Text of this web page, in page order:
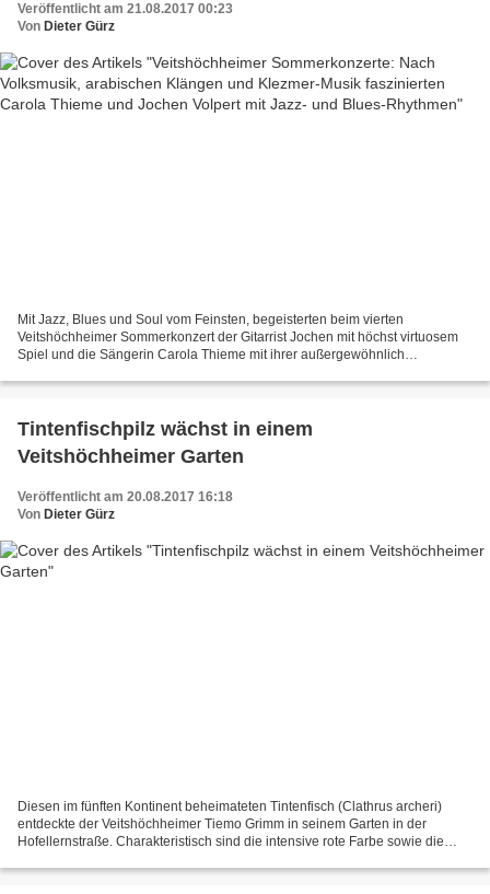
Veröffentlicht am 21.08.2017 00:23
Von Dieter Gürz
Mit Jazz, Blues und Soul vom Feinsten, begeisterten beim vierten
Veitshöchheimer Sommerkonzert der Gitarrist Jochen mit höchst virtuosem
Spiel und die Sängerin Carola Thieme mit ihrer außergewöhnlich
Tintenfischpilz wächst in einem
Veitshöchheimer Garten
Veröffentlicht am 20.08.2017 16:18
Von Dieter Gürz
Diesen im fünften Kontinent beheimateten Tintenfisch (Clathrus archeri)
entdeckte der Veitshöchheimer Tiemo Grimm in seinem Garten in der
Hofellernstraße. Charakteristisch sind die intensive rote Farbe sowie die